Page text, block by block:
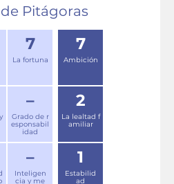
Pitágoras
7
La fortuna
–
Grado de r
esponsabil
idad
–
Inteligen
cia y me
7
Ambición
2
La lealtad f
amiliar
1
Estabilid
ad